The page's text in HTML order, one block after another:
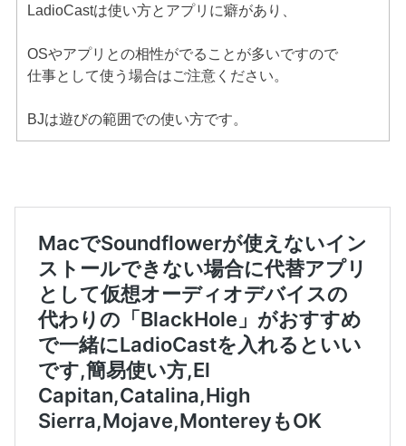
LadioCastは使い方とアプリに癖があり、
OSやアプリとの相性がでることが多いですので
仕事として使う場合はご注意ください。
BJは遊びの範囲での使い方です。